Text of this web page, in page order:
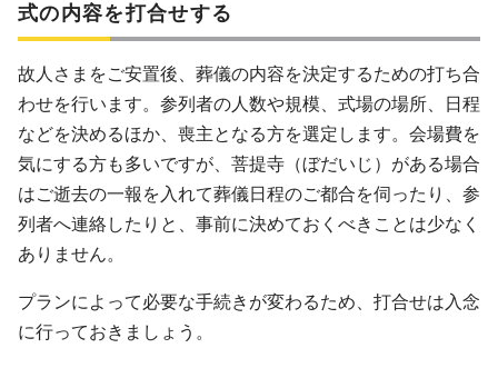
式の内容を打合せする
故人さまをご安置後、葬儀の内容を決定するための打ち合
わせを行います。参列者の人数や規模、式場の場所、日程
などを決めるほか、喪主となる方を選定します。会場費を
気にする方も多いですが、菩提寺（ぼだいじ）がある場合
はご逝去の一報を入れて葬儀日程のご都合を伺ったり、参
列者へ連絡したりと、事前に決めておくべきことは少なく
ありません。
プランによって必要な手続きが変わるため、打合せは入念
に行っておきましょう。